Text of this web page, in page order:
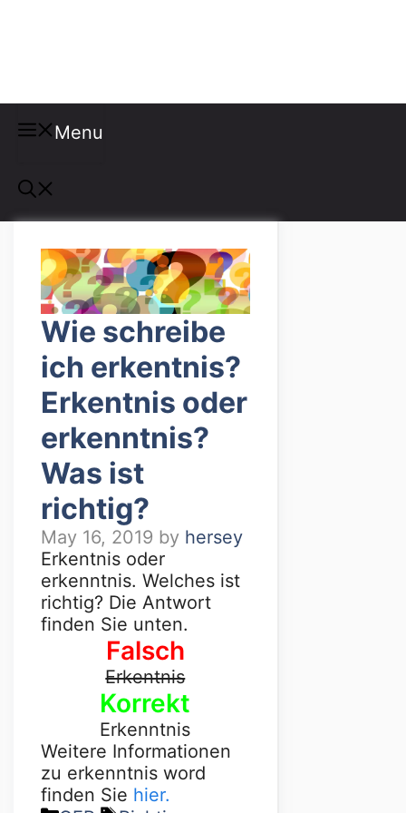
Menu
Wie schreibe
ich erkentnis?
Erkentnis oder
erkenntnis?
Was ist
richtig?
May 16, 2019 by hersey
Erkentnis oder
erkenntnis. Welches ist
richtig? Die Antwort
finden Sie unten.
Falsch
Erkentnis
Korrekt
Erkenntnis
Weitere Informationen
zu erkenntnis word
finden Sie hier.